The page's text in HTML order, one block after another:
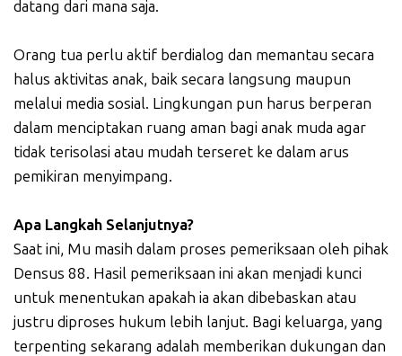
datang dari mana saja.
Orang tua perlu aktif berdialog dan memantau secara
halus aktivitas anak, baik secara langsung maupun
melalui media sosial. Lingkungan pun harus berperan
dalam menciptakan ruang aman bagi anak muda agar
tidak terisolasi atau mudah terseret ke dalam arus
pemikiran menyimpang.
Apa Langkah Selanjutnya?
Saat ini, Mu masih dalam proses pemeriksaan oleh pihak
Densus 88. Hasil pemeriksaan ini akan menjadi kunci
untuk menentukan apakah ia akan dibebaskan atau
justru diproses hukum lebih lanjut. Bagi keluarga, yang
terpenting sekarang adalah memberikan dukungan dan